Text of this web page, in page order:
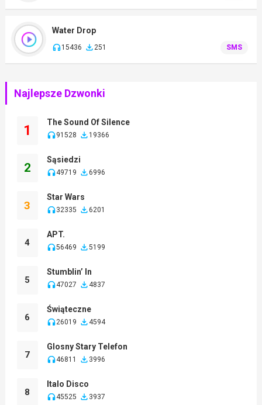
Water Drop
15436 251 SMS
Najlepsze Dzwonki
1
The Sound Of Silence
91528 19366
2
Sąsiedzi
49719 6996
3
Star Wars
32335 6201
4
APT.
56469 5199
5
Stumblin’ In
47027 4837
6
Świąteczne
26019 4594
7
Glosny Stary Telefon
46811 3996
8
Italo Disco
45525 3937